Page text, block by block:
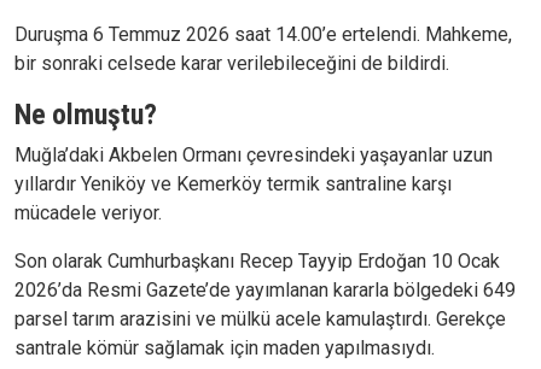
Duruşma 6 Temmuz 2026 saat 14.00’e ertelendi. Mahkeme,
bir sonraki celsede karar verilebileceğini de bildirdi.
Ne olmuştu?
Muğla’daki Akbelen Ormanı çevresindeki yaşayanlar uzun
yıllardır Yeniköy ve Kemerköy termik santraline karşı
mücadele veriyor.
Son olarak Cumhurbaşkanı Recep Tayyip Erdoğan 10 Ocak
2026’da Resmi Gazete’de yayımlanan kararla bölgedeki 649
parsel tarım arazisini ve mülkü acele kamulaştırdı. Gerekçe
santrale kömür sağlamak için maden yapılmasıydı.